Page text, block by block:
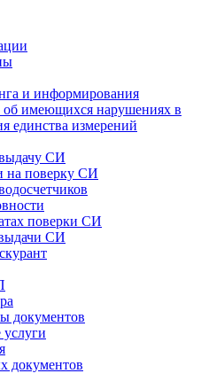
и информирования
об имеющихся нарушениях в
единства измерений
СИ
на поверку СИ
поверки СИ
СИ
документов
документов